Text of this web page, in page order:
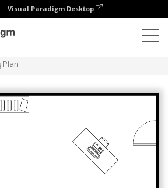
Visual Paradigm Desktop
Plan